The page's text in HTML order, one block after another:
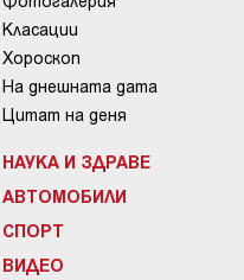
Класации
Хороскоп
На днешната дата
Цитат на деня
НАУКА И ЗДРАВЕ
АВТОМОБИЛИ
СПОРТ
ВИДЕО